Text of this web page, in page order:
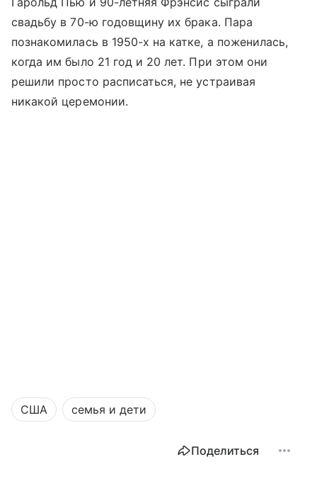
свадьбу в 70-ю годовщину их брака. Пара
познакомилась в 1950-х на катке, а поженилась,
когда им было 21 год и 20 лет. При этом они
решили просто расписаться, не устраивая
никакой церемонии.
США семья и дети
Поделиться